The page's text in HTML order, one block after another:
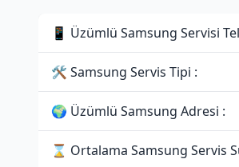
📱 Üzümlü Samsung Servisi
🛠 Samsung Servis Tipi :
🌍 Üzümlü Samsung Adresi :
⌛ Ortalama Samsung Servis